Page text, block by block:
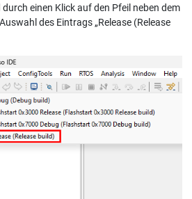
einen Klick auf den Pfeil neben dem
des Eintrags „Release (Release